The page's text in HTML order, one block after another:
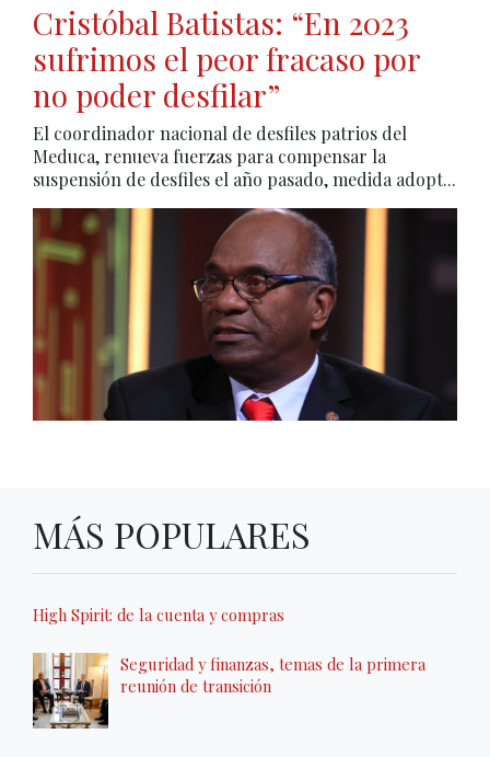
Cristóbal Batistas: “En 2023
sufrimos el peor fracaso por
no poder desfilar”
El coordinador nacional de desfiles patrios del
Meduca, renueva fuerzas para compensar la
suspensión de desfiles el año pasado, medida adopt...
MÁS POPULARES
High Spirit: de la cuenta y compras
Seguridad y finanzas, temas de la primera
reunión de transición